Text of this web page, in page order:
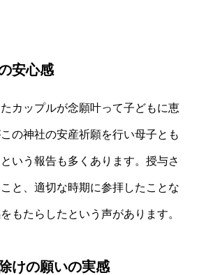
安心感
カップルが念願叶って子どもに恵
の神社の安産祈願を行い母子とも
いう報告も多くあります。授与さ
と、適切な時期に参拝したことな
もたらしたという声があります。
けの願いの実感